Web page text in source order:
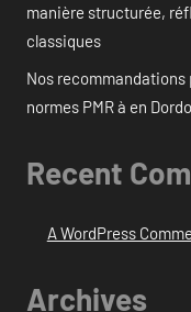
manière structurée,
classiques
Nos recommandations
normes PMR à en
Recent
A WordPress
Archives